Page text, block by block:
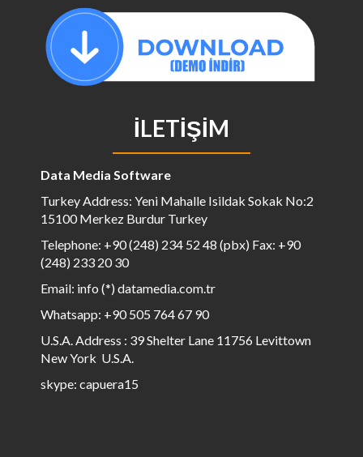
İLETIŞIM
Data Media Software
Turkey Address: Yeni Mahalle Isildak Sokak No:2
15100 Merkez Burdur Turkey
Telephone: +90 (248) 234 52 48 (pbx) Fax: +90
(248) 233 20 30
Email: info (*) datamedia.com.tr
Whatsapp: +90 505 764 67 90
U.S.A. Address : 39 Shelter Lane 11756 Levittown
New York U.S.A.
skype: capuera15